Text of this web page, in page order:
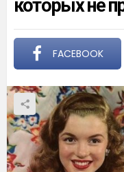
которых не
FACEBOOK